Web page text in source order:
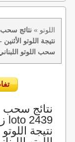
اللوتو »
سحب اللوتو اللبناني
تفاصيل سحب اللوتو رقم ٢٤٣٩